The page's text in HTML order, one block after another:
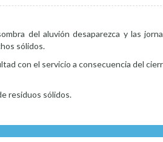
del aluvión desaparezca y las
sólidos.
con el servicio a consecuencia del
residuos sólidos.